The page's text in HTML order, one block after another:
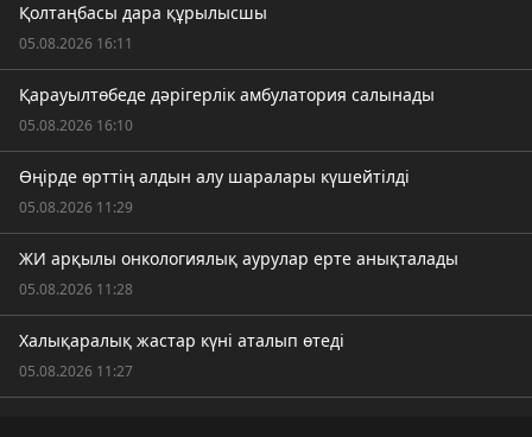
Қолтаңбасы дара құрылысшы
05.08.2026 16:11
Қарауылтөбеде дәрігерлік амбулатория салынады
05.08.2026 16:10
Өңірде өрттің алдын алу шаралары күшейтілді
05.08.2026 11:29
ЖИ арқылы онкологиялық аурулар ерте анықталады
05.08.2026 11:28
Халықаралық жастар күні аталып өтеді
05.08.2026 11:27